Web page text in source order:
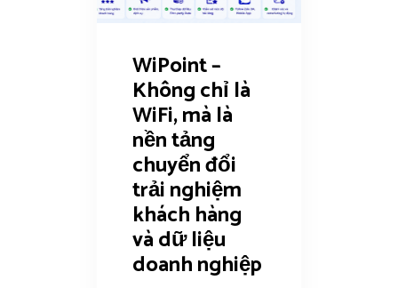
WiPoint –
Không chỉ là
WiFi, mà là
nền tảng
chuyển đổi
trải nghiệm
khách hàng
và dữ liệu
doanh nghiệp